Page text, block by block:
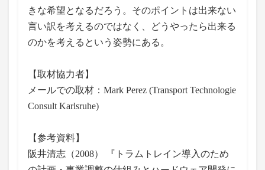
きな希望となるだろう。そのポイントは出来ない
言い訳を考えるのではなく、どうやったら出来る
のかを考えるという姿勢にある。
【取材協力者】
メールでの取材：Mark Perez (Transport Technologie
Consult Karlsruhe)
【参考資料】
阪井清志（2008） 『トラムトレイン導入のため